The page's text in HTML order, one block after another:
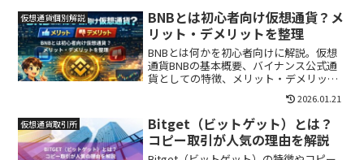
仮想通貨個別解説
BNBとは初心者向け仮想通貨？メ
リット・デメリットを整理
BNBとは何かを初心者向けに解説。仮想
通貨BNBの基本概要、バイナンス公式通
貨としての特徴、メリット・デメリット
を整理し、どんな人に向いているかを分
2026.01.21
仮想通貨取引所
Bitget（ビットゲット）とは？
コピー取引が人気の理由を解説